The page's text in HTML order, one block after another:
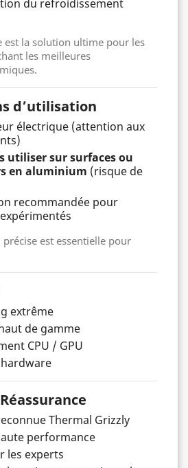
du refroidissement
est la solution ultime pour les
les meilleures
d’utilisation
électrique (attention aux
utiliser sur surfaces ou
en aluminium (risque de
recommandée pour
est essentielle pour
extrême
de gamme
CPU / GPU
Thermal Grizzly
performance
les experts